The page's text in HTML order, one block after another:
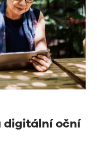
digitální oční